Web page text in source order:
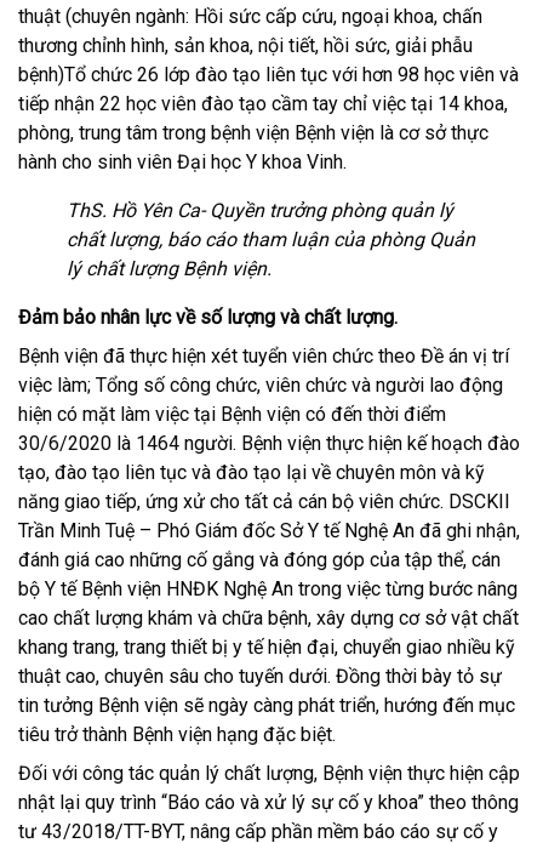
thuật (chuyên ngành: Hồi sức cấp cứu, ngoại khoa, chấn
thương chỉnh hình, sản khoa, nội tiết, hồi sức, giải phẫu
bệnh)Tổ chức 26 lớp đào tạo liên tục với hơn 98 học viên và
tiếp nhận 22 học viên đào tạo cầm tay chỉ việc tại 14 khoa,
phòng, trung tâm trong bệnh viện Bệnh viện là cơ sở thực
hành cho sinh viên Đại học Y khoa Vinh.
ThS. Hồ Yên Ca- Quyền trưởng phòng quản lý
chất lượng, báo cáo tham luận của phòng Quản
lý chất lượng Bệnh viện.
Đảm bảo nhân lực về số lượng và chất lượng.
Bệnh viện đã thực hiện xét tuyển viên chức theo Đề án vị trí
việc làm; Tổng số công chức, viên chức và người lao động
hiện có mặt làm việc tại Bệnh viện có đến thời điểm
30/6/2020 là 1464 người. Bệnh viện thực hiện kế hoạch đào
tạo, đào tạo liên tục và đào tạo lại về chuyên môn và kỹ
năng giao tiếp, ứng xử cho tất cả cán bộ viên chức. DSCKII
Trần Minh Tuệ – Phó Giám đốc Sở Y tế Nghệ An đã ghi nhận,
đánh giá cao những cố gắng và đóng góp của tập thể, cán
bộ Y tế Bệnh viện HNĐK Nghệ An trong việc từng bước nâng
cao chất lượng khám và chữa bệnh, xây dựng cơ sở vật chất
khang trang, trang thiết bị y tế hiện đại, chuyển giao nhiều kỹ
thuật cao, chuyên sâu cho tuyến dưới. Đồng thời bày tỏ sự
tin tưởng Bệnh viện sẽ ngày càng phát triển, hướng đến mục
tiêu trở thành Bệnh viện hạng đặc biệt.
Đối với công tác quản lý chất lượng, Bệnh viện thực hiện cập
nhật lại quy trình “Báo cáo và xử lý sự cố y khoa” theo thông
tư 43/2018/TT-BYT, nâng cấp phần mềm báo cáo sự cố y